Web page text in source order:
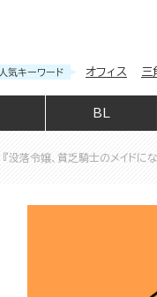
人気キーワード オフィス 三
BL
『没落令嬢、貧乏騎士のメイドに